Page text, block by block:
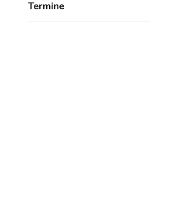
Termine